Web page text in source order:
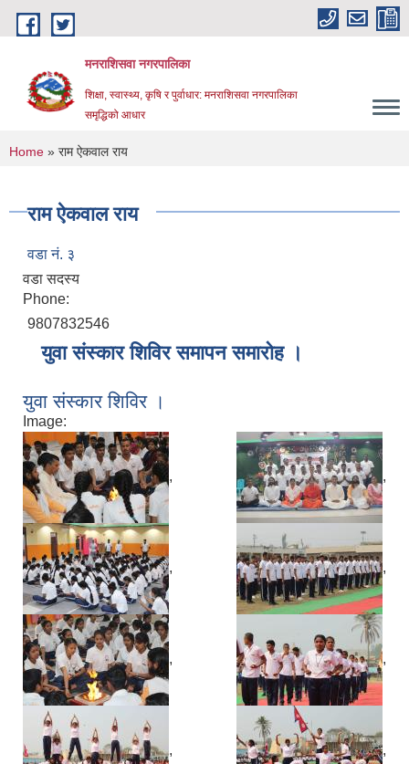
Skip to main content
मनराशिसवा नगरपालिका
शिक्षा, स्वास्थ्य, कृषि र पुर्वाधार: मनराशिसवा नगरपालिका
समृद्धिको आधार
You are here
Home » राम ऐकवाल राय
राम ऐकवाल राय
वडा नं. ३
वडा सदस्य
Phone:
9807832546
युवा संस्कार शिविर समापन समारोह ।
युवा संस्कार शिविर ।
Image:
, ,
, ,
, ,
, ,